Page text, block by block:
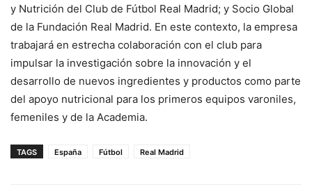
y Nutrición del Club de Fútbol Real Madrid; y Socio Global
de la Fundación Real Madrid. En este contexto, la empresa
trabajará en estrecha colaboración con el club para
impulsar la investigación sobre la innovación y el
desarrollo de nuevos ingredientes y productos como parte
del apoyo nutricional para los primeros equipos varoniles,
femeniles y de la Academia.
TAGS España Fútbol Real Madrid